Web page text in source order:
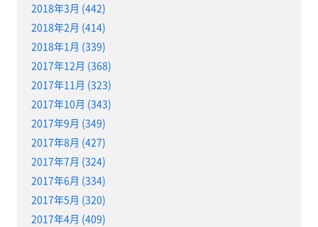
2018年3月 (442)
2018年2月 (414)
2018年1月 (339)
2017年12月 (368)
2017年11月 (323)
2017年10月 (343)
2017年9月 (349)
2017年8月 (427)
2017年7月 (324)
2017年6月 (334)
2017年5月 (320)
2017年4月 (409)